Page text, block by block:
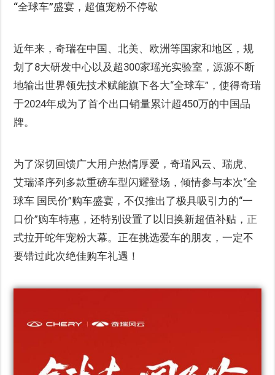
“全球车”盛宴，超值宠粉不停歇
近年来，奇瑞在中国、北美、欧洲等国家和地区，规
划了8大研发中心以及超300家瑶光实验室，源源不断
地输出世界领先技术赋能旗下各大“全球车”，使得奇瑞
于2024年成为了首个出口销量累计超450万的中国品
牌。
为了深切回馈广大用户热情厚爱，奇瑞风云、瑞虎、
艾瑞泽序列多款重磅车型闪耀登场，倾情参与本次“全
球车 国民价”购车盛宴，不仅推出了极具吸引力的“一
口价”购车特惠，还特别设置了以旧换新超值补贴，正
式拉开蛇年宠粉大幕。正在挑选爱车的朋友，一定不
要错过此次绝佳购车礼遇！